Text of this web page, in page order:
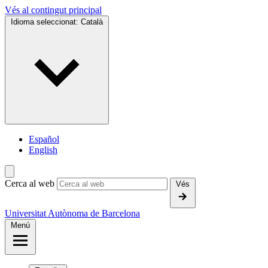
Vés al contingut principal
Idioma seleccionat: Català
Español
English
Cerca al web Vés
Universitat Autònoma de Barcelona
Menú